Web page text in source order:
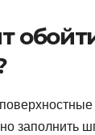
заполнить